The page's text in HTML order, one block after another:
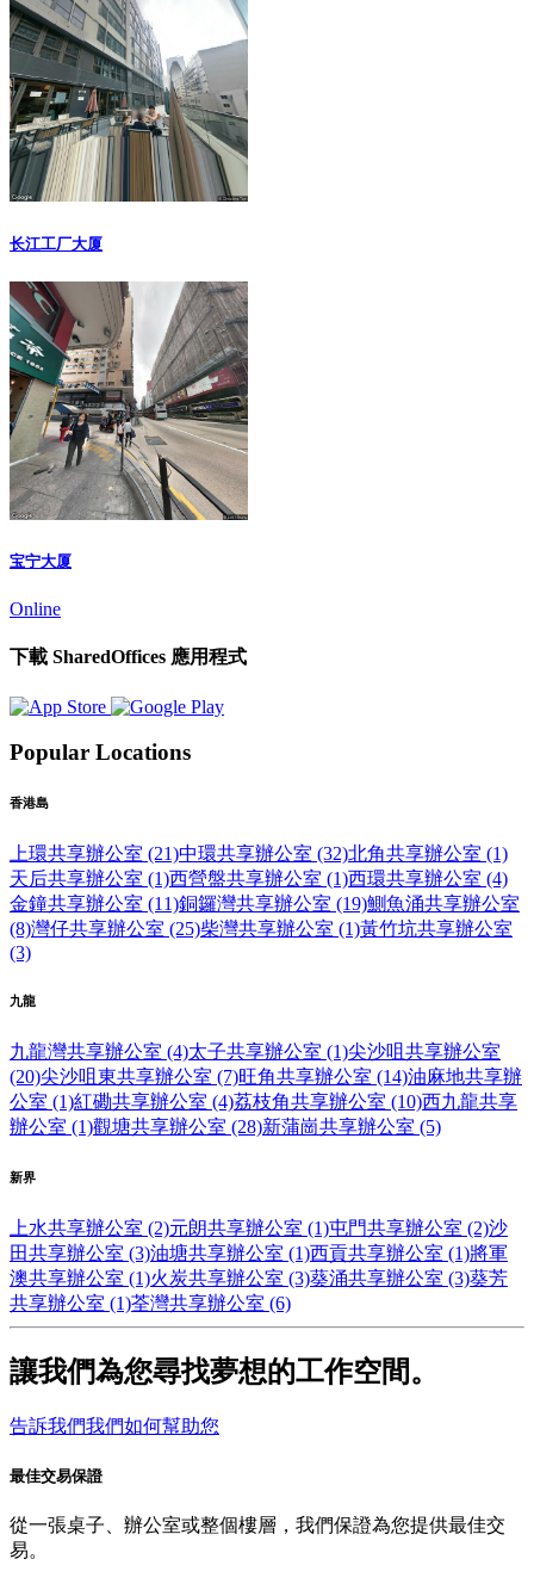
长江工厂大厦
宝宁大厦
Online
下載 SharedOffices 應用程式
Popular Locations
香港島
上環共享辦公室 (21)中環共享辦公室 (32)北角共享辦公室 (1)
天后共享辦公室 (1)西營盤共享辦公室 (1)西環共享辦公室 (4)
金鐘共享辦公室 (11)銅鑼灣共享辦公室 (19)鰂魚涌共享辦公室
(8)灣仔共享辦公室 (25)柴灣共享辦公室 (1)黃竹坑共享辦公室
(3)
九龍
九龍灣共享辦公室 (4)太子共享辦公室 (1)尖沙咀共享辦公室
(20)尖沙咀東共享辦公室 (7)旺角共享辦公室 (14)油麻地共享辦
公室 (1)紅磡共享辦公室 (4)荔枝角共享辦公室 (10)西九龍共享
辦公室 (1)觀塘共享辦公室 (28)新蒲崗共享辦公室 (5)
新界
上水共享辦公室 (2)元朗共享辦公室 (1)屯門共享辦公室 (2)沙
田共享辦公室 (3)油塘共享辦公室 (1)西貢共享辦公室 (1)將軍
澳共享辦公室 (1)火炭共享辦公室 (3)葵涌共享辦公室 (3)葵芳
共享辦公室 (1)荃灣共享辦公室 (6)
讓我們為您尋找夢想的工作空間。
告訴我們我們如何幫助您
最佳交易保證
從一張桌子、辦公室或整個樓層，我們保證為您提供最佳交
易。